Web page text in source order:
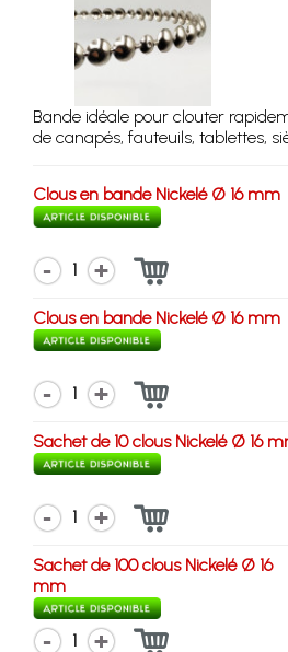
Bande idéale pour clouter
de canapés, fauteuils, tablettes,
Clous en bande Nickelé Ø 16 mm
1
Clous en bande Nickelé Ø 16 mm
1
Sachet de 10 clous Nickelé Ø 16
1
Sachet de 100 clous Nickelé Ø 16
mm
1